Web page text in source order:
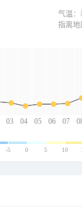
03 04 05 06 07
气温：
指离地
-5 0 5 10